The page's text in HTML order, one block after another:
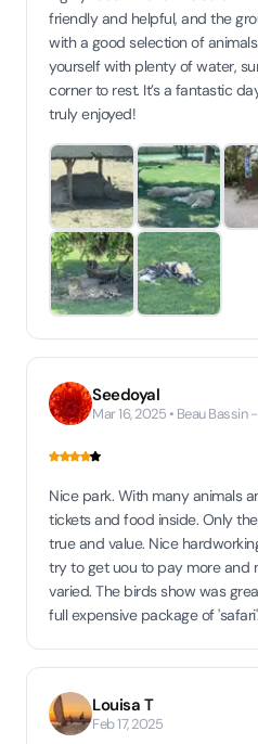
friendly and helpful, and the
with a good selection of
yourself with plenty of water,
corner to rest. It’s a fantastic
truly enjoyed!
Seedoyal
Mar 16, 2025 • Beau Bassin
Nice park. With many animals
tickets and food inside. Only
true and value. Nice
try to get uou to pay more and
varied. The birds show was
full expensive package of
Louisa T
Feb 17, 2025